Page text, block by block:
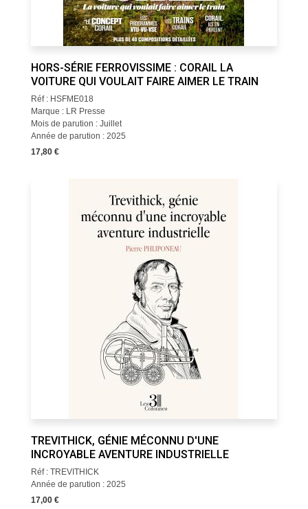
HORS-SÉRIE FERROVISSIME : CORAIL LA
VOITURE QUI VOULAIT FAIRE AIMER LE TRAIN
Réf : HSFME018
Marque : LR Presse
Mois de parution : Juillet
Année de parution : 2025
17,80 €
TREVITHICK, GÉNIE MÉCONNU D'UNE
INCROYABLE AVENTURE INDUSTRIELLE
Réf : TREVITHICK
Année de parution : 2025
17,00 €